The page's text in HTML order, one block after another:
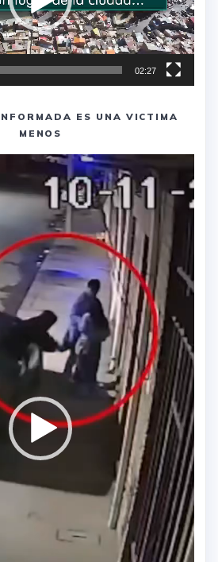
02:27
ES UNA VICTIMA
MENOS
Reproductor
de
vídeo